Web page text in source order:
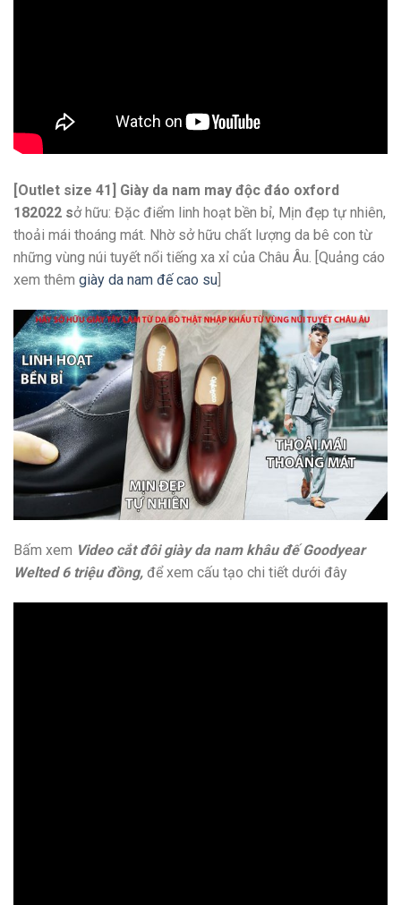
[Outlet size 41] Giày da nam may độc đáo oxford
182022 sở hữu: Đặc điểm linh hoạt bền bỉ, Mịn đẹp tự nhiên,
thoải mái thoáng mát. Nhờ sở hữu chất lượng da bê con từ
những vùng núi tuyết nổi tiếng xa xỉ của Châu Âu. [Quảng cáo
xem thêm giày da nam đế cao su
Bấm xem Video cắt đôi giày da nam khâu đế Goodyear
Welted 6 triệu đồng, để xem cấu tạo chi tiết dưới đây